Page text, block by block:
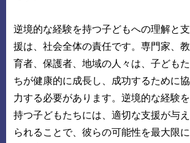
逆境的な経験を持つ子どもへの理解と支
援は、社会全体の責任です。専門家、教
育者、保護者、地域の人々は、子どもた
ちが健康的に成長し、成功するために協
力する必要があります。逆境的な経験を
持つ子どもたちには、適切な支援が与え
られることで、彼らの可能性を最大限に